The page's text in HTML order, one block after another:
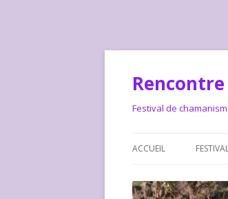
Festival de
ACCUEIL